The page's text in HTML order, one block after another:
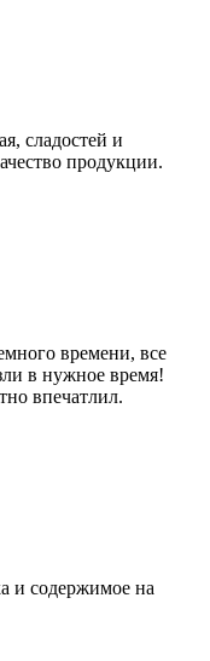
сладостей и
продукции.
времени, все
в нужное время!
впечатлил.
и содержимое на